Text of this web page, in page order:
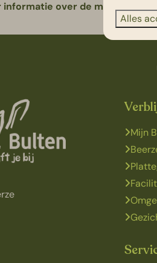
informatie over de
Mijn
Alles